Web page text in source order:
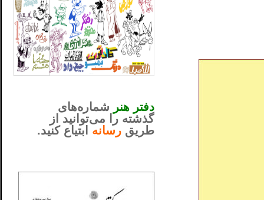
دفتر هنر شماره‌های
گذشته را می‌توانید از
طریق رسانه ابتیاع کنید.